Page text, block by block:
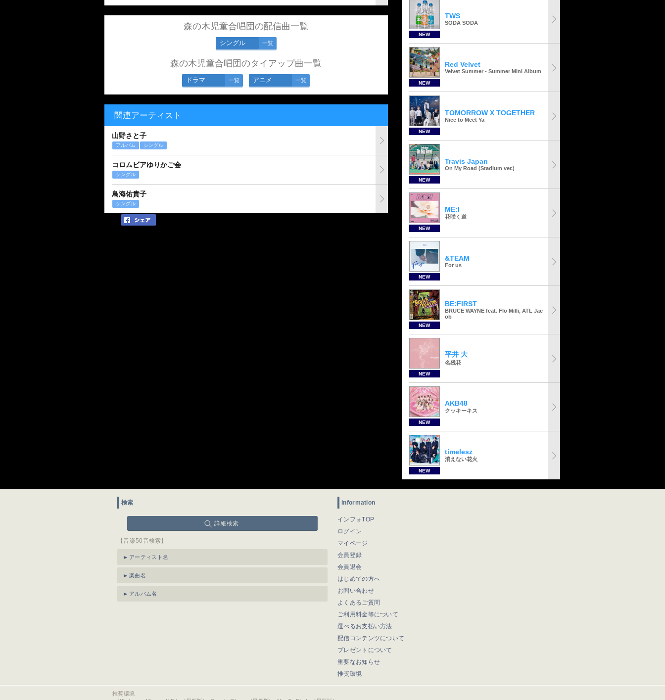
森の木児童合唱団の配信曲一覧
シングル 一覧
森の木児童合唱団のタイアップ曲一覧
ドラマ 一覧 アニメ 一覧
関連アーティスト
山野さと子
アルバム シングル
コロムビアゆりかご会
シングル
鳥海佑貴子
シングル
NEW
TWS
SODA SODA
NEW
Red Velvet
Velvet Summer - Summer Mini Album
NEW
TOMORROW X TOGETHER
Nice to Meet Ya
NEW
Travis Japan
On My Road (Stadium ver.)
NEW
ME:I
花咲く道
NEW
&TEAM
For us
NEW
BE:FIRST
BRUCE WAYNE feat. Flo Milli, ATL Jac
ob
NEW
平井 大
名残花
NEW
AKB48
クッキーキス
NEW
timelesz
消えない花火
検索
詳細検索
【音楽50音検索】
アーティスト名
楽曲名
アルバム名
information
インフォTOP
ログイン
マイページ
会員登録
会員退会
はじめての方へ
お問い合わせ
よくあるご質問
ご利用料金等について
選べるお支払い方法
配信コンテンツについて
プレゼントについて
重要なお知らせ
推奨環境
推奨環境